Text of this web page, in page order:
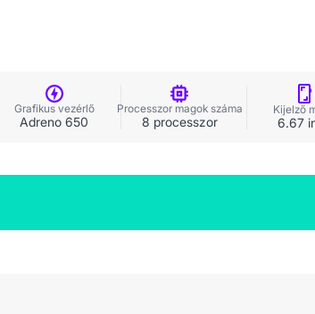
Grafikus vezérlő
Adreno 650
Processzor magok száma
8 processzor
Kijelző
6.67